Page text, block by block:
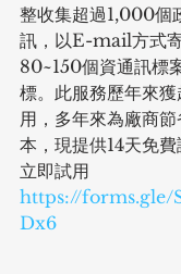
整收集超過1,000個
訊，以E-mail方式
80~150個資通訊標
標。此服務歷年來
用，多年來為廠商
本，現提供14天免
立即試用
https://forms.gle/
Dx6